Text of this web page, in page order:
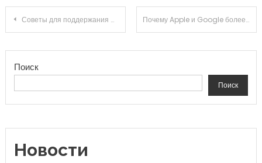
Навигация по записям
Советы для поддержания фитнеса Почему Apple и Google более продуктивны
Поиск
Поиск
Новости